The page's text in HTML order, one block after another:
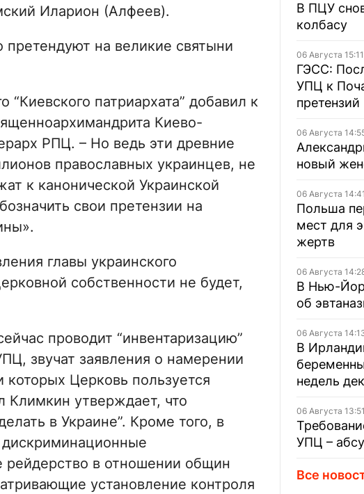
Иларион (Алфеев).
претендуют на великие святыни
патриархата” добавил к
Киево-
РПЦ. – Но ведь эти древние
православных украинцев, не
к канонической Украинской
свои претензии на
главы украинского
собственности не будет,
проводит “инвентаризацию”
звучат заявления о намерении
Церковь пользуется
Климкин утверждает, что
в Украине”. Кроме того, в
рейдерство в отношении общин
установление контроля
В ПЦУ
колбасу
06 Августа 15:11
ГЭСС:
УПЦ к
претензий
06 Августа
новый
06 Августа 14:41
Польша
мест для
жертв
06 Августа
В Нью-
об
06 Августа
В
недель
06 Августа 13:51
УПЦ –
Все